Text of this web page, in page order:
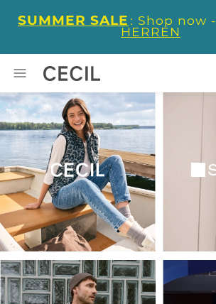
SUMMER SALE : Shop now -
HERREN